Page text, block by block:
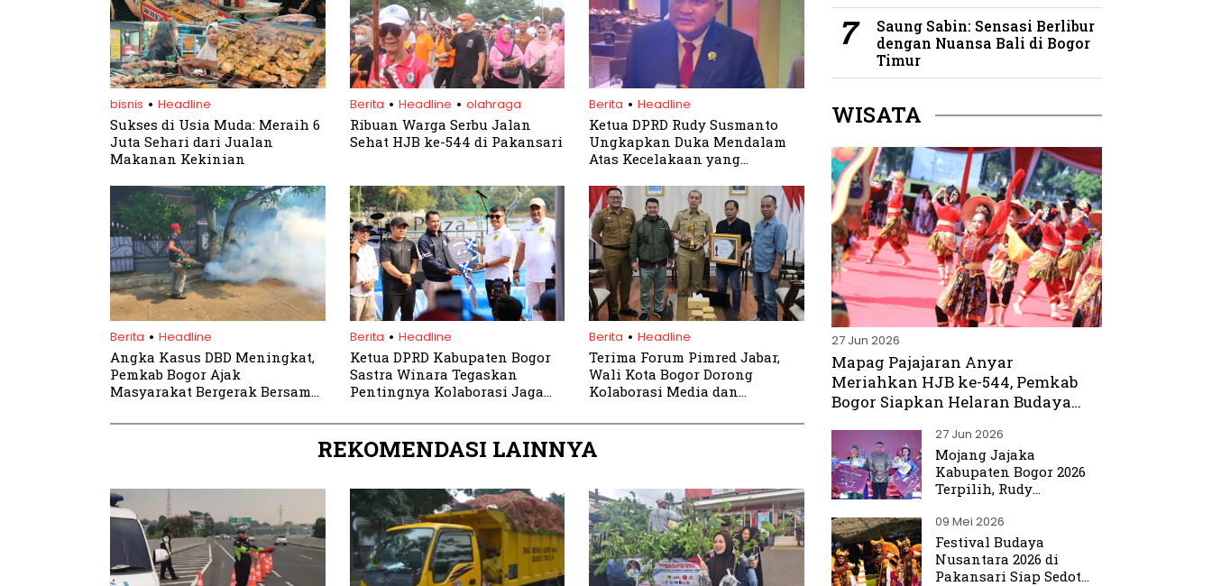
bisnis . Headline
Sukses di Usia Muda: Meraih 6
Juta Sehari dari Jualan
Makanan Kekinian
Berita . Headline . olahraga
Ribuan Warga Serbu Jalan
Sehat HJB ke-544 di Pakansari
Berita . Headline
Ketua DPRD Rudy Susmanto
Ungkapkan Duka Mendalam
Atas Kecelakaan yang
DPRD Jawa Barat di Tol Cipali
Berita . Headline
Angka Kasus DBD Meningkat,
Pemkab Bogor Ajak
Masyarakat Bergerak Bersama
Berita . Headline
Ketua DPRD Kabupaten Bogor
Sastra Winara Tegaskan
Pentingnya Kolaborasi Jaga
Berita . Headline
Terima Forum Pimred Jabar,
Wali Kota Bogor Dorong
Kolaborasi Media dan
REKOMENDASI LAINNYA
Saung Sabin: Sensasi Berlibur
dengan Nuansa Bali di Bogor
Timur
WISATA
27 Jun 2026
Mapag Pajajaran Anyar
Meriahkan HJB ke-544, Pemkab
Bogor Siapkan Helaran Budaya
27 Jun 2026
Mojang Jajaka
Kabupaten Bogor 2026
Terpilih, Rudy
Promosikan Bogor ke
Dunia
09 Mei 2026
Festival Budaya
Nusantara 2026 di
Pakansari Siap Sedot